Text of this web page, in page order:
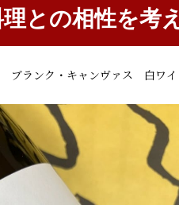
との相性を考
ブランク・キャンヴァス 白ワイ